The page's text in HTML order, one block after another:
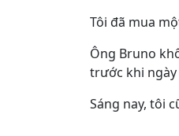
Tôi đã mua
Ông Bruno
trước khi
Sáng nay, tôi